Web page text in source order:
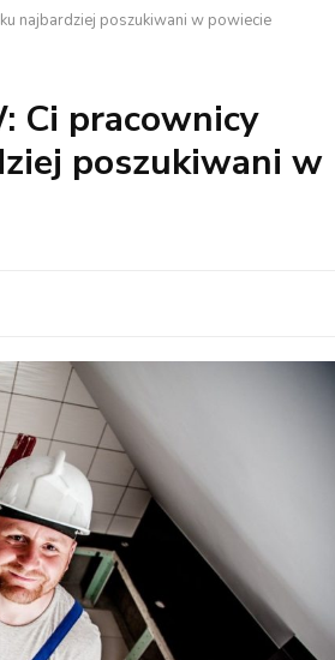
najbardziej poszukiwani w powiecie
Ci pracownicy
poszukiwani w